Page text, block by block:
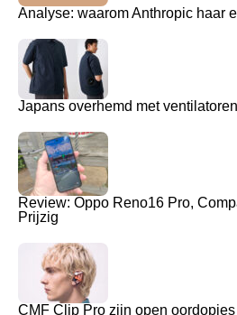
Analyse: waarom Anthropic haar
Japans overhemd met
Review: Oppo Reno16 Pro,
Prijzig
CMF Clip Pro zijn open